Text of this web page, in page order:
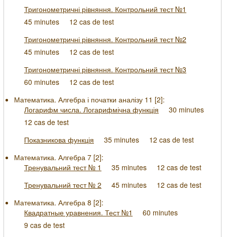
Тригонометричні рівняння. Контрольний тест №1
45 minutes
12 cas de test
Тригонометричні рівняння. Контрольний тест №2
45 minutes
12 cas de test
Тригонометричні рівняння. Контрольний тест №3
60 minutes
12 cas de test
Математика. Алгебра і початки аналізу 11 [2]:
Логарифм числа. Логарифмічна функція
30 minutes
12 cas de test
Показникова функція
35 minutes
12 cas de test
Математика. Алгебра 7 [2]:
Тренувальний тест № 1
35 minutes
12 cas de test
Тренувальний тест № 2
45 minutes
12 cas de test
Математика. Алгебра 8 [2]:
Квадратные уравнения. Тест №1
60 minutes
9 cas de test